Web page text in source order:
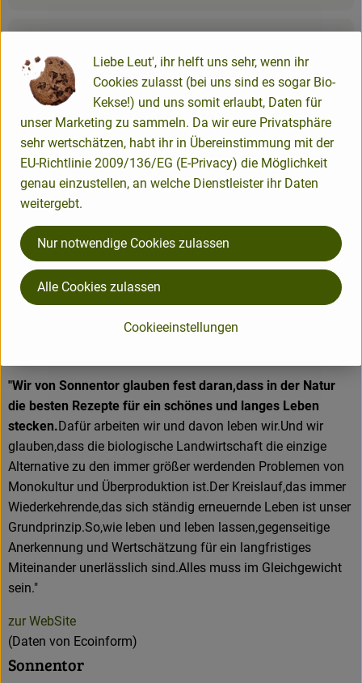
Herkunft
Hersteller: Sonnentor
DV
"Wir von Sonnentor glauben fest daran,dass in der Natur
die besten Rezepte für ein schönes und langes Leben
stecken. Dafür arbeiten wir und davon leben wir.Und wir
glauben,dass die biologische Landwirtschaft die einzige
Alternative zu den immer größer werdenden Problemen von
Monokultur und Überproduktion ist.Der Kreislauf,das immer
Wiederkehrende,das sich ständig erneuernde Leben ist unser
Grundprinzip.So,wie leben und leben lassen,gegenseitige
Anerkennung und Wertschätzung für ein langfristiges
Miteinander unerlässlich sind.Alles muss im Gleichgewicht
sein."
zur WebSite
(Daten von Ecoinform)
Sonnentor
Liebe Leut', ihr helft uns sehr, wenn ihr
Cookies zulasst (bei uns sind es sogar Bio-
Kekse!) und uns somit erlaubt, Daten für
unser Marketing zu sammeln. Da wir eure Privatsphäre
sehr wertschätzen, habt ihr in Übereinstimmung mit der
EU-Richtlinie 2009/136/EG (E-Privacy) die Möglichkeit
genau einzustellen, an welche Dienstleister ihr Daten
weitergebt.
Cookieeinstellungen
Nur notwendige Cookies zulassen
Alle Cookies zulassen